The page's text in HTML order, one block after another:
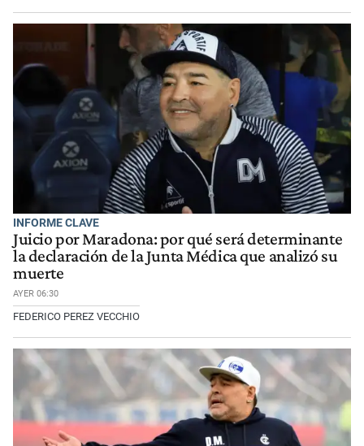
INFORME CLAVE
Juicio por Maradona: por qué será determinante
la declaración de la Junta Médica que analizó su
muerte
AYER 06:30
FEDERICO PEREZ VECCHIO